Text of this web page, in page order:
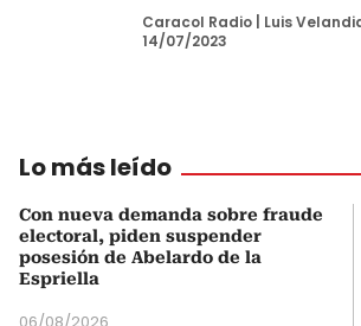
Caracol Radio
Luis
14/07/2023
Lo más leído
Con nueva demanda sobre fraude
electoral, piden suspender
posesión de Abelardo de la
Espriella